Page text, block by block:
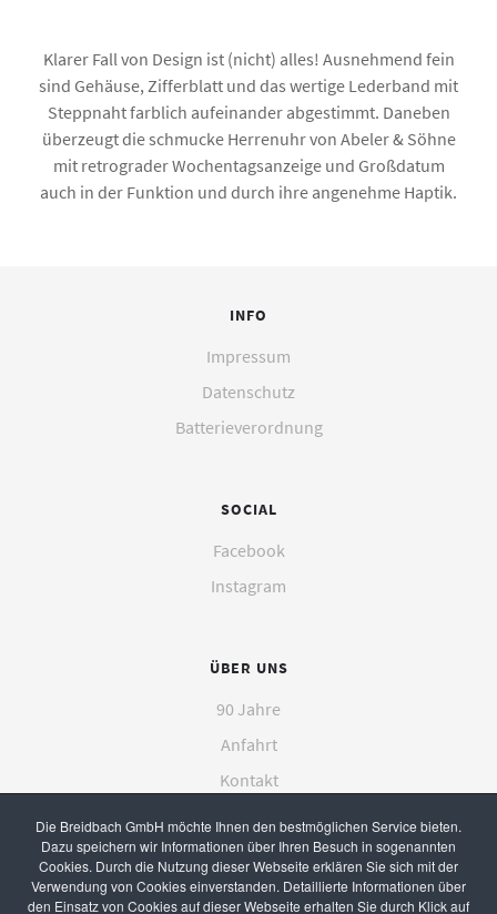
Die Breidbach GmbH möchte Ihnen den bestmöglichen Service bieten.
Dazu speichern wir Informationen über Ihren Besuch in sogenannten
Cookies. Durch die Nutzung dieser Webseite erklären Sie sich mit der
Verwendung von Cookies einverstanden. Detaillierte Informationen über
den Einsatz von Cookies auf dieser Webseite erhalten Sie durch Klick auf
Klarer Fall von Design ist (nicht) alles! Ausnehmend fein
sind Gehäuse, Zifferblatt und das wertige Lederband mit
Steppnaht farblich aufeinander abgestimmt. Daneben
überzeugt die schmucke Herrenuhr von Abeler & Söhne
mit retrograder Wochentagsanzeige und Großdatum
auch in der Funktion und durch ihre angenehme Haptik.
INFO
Impressum
Datenschutz
Batterieverordnung
SOCIAL
Facebook
Instagram
ÜBER UNS
90 Jahre
Anfahrt
Kontakt